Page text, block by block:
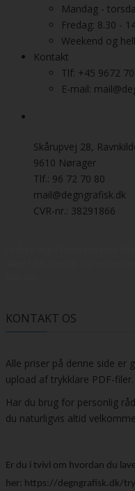
Mandag -
Fredag: 8.30 -
Weekend og
Kontakt
Tlf: +45 9672
E-mail:
Skårupvej 28,
9610 Nørager
Tlf.: 96 72 70 80
mail@degngrafisk.dk
CVR-nr.: 38291866
KONTAKT OS
Alle priser på denne side er
upload af trykklare PDF-filer.
Har du brug for personlig
du naturligvis altid
Er du i tvivl om hvordan du
her: https://degngrafisk.dk/